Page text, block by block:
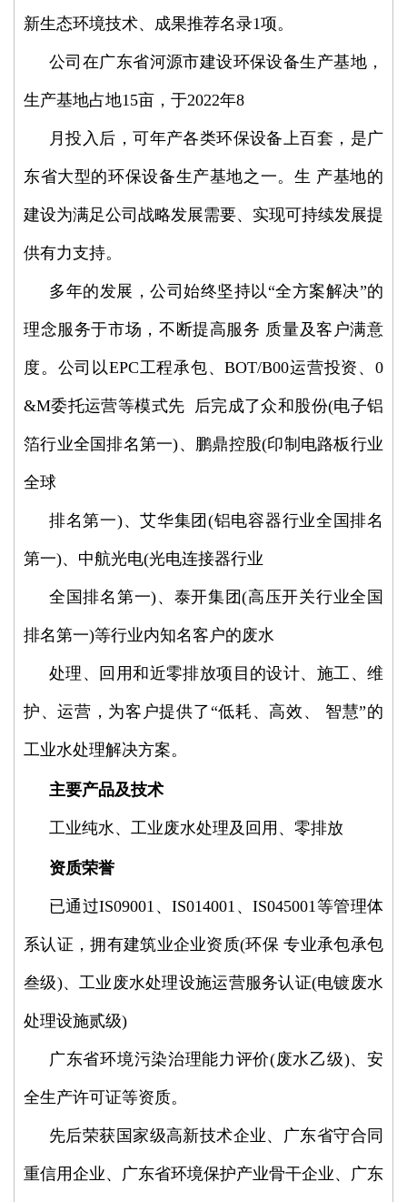
新生态环境技术、成果推荐名录1项。
公司在广东省河源市建设环保设备生产基地，
生产基地占地15亩，于2022年8
月投入后，可年产各类环保设备上百套，是广
东省大型的环保设备生产基地之一。生 产基地的
建设为满足公司战略发展需要、实现可持续发展提
供有力支持。
多年的发展，公司始终坚持以“全方案解决”的
理念服务于市场，不断提高服务 质量及客户满意
度。公司以EPC工程承包、BOT/B00运营投资、0
&M委托运营等模式先 后完成了众和股份(电子铝
箔行业全国排名第一)、鹏鼎控股(印制电路板行业
全球
排名第一)、艾华集团(铝电容器行业全国排名
第一)、中航光电(光电连接器行业
全国排名第一)、泰开集团(高压开关行业全国
排名第一)等行业内知名客户的废水
处理、回用和近零排放项目的设计、施工、维
护、运营，为客户提供了“低耗、高效、 智慧”的
工业水处理解决方案。
主要产品及技术
工业纯水、工业废水处理及回用、零排放
资质荣誉
已通过IS09001、IS014001、IS045001等管理体
系认证，拥有建筑业企业资质(环保 专业承包承包
叁级)、工业废水处理设施运营服务认证(电镀废水
处理设施贰级)
广东省环境污染治理能力评价(废水乙级)、安
全生产许可证等资质。
先后荣获国家级高新技术企业、广东省守合同
重信用企业、广东省环境保护产业骨干企业、广东